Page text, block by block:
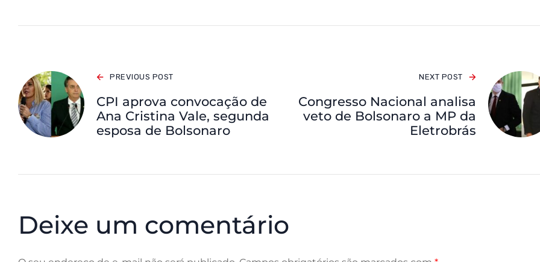
PREVIOUS POST
CPI aprova convocação de
Ana Cristina Vale, segunda
esposa de Bolsonaro
NEXT POST
Congresso Nacional analisa
veto de Bolsonaro a MP da
Eletrobrás
Deixe um comentário